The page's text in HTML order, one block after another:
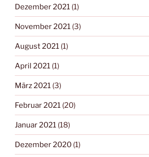
Dezember 2021 (1)
November 2021 (3)
August 2021 (1)
April 2021 (1)
März 2021 (3)
Februar 2021 (20)
Januar 2021 (18)
Dezember 2020 (1)